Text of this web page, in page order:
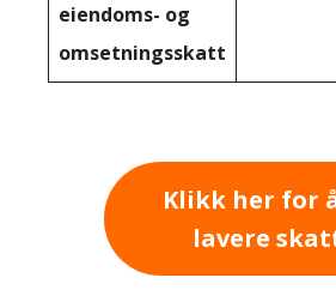
eiendoms- og
omsetningsskatt
Klikk her for
lavere